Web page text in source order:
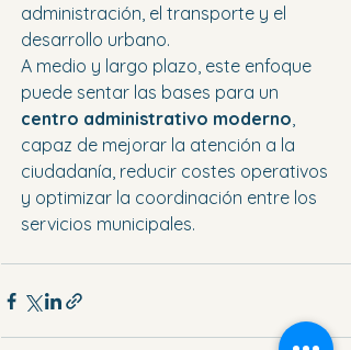
administración, el transporte y el
desarrollo urbano.
A medio y largo plazo, este enfoque
puede sentar las bases para un
centro administrativo moderno,
capaz de mejorar la atención a la
ciudadanía, reducir costes operativos
y optimizar la coordinación entre los
servicios municipales.